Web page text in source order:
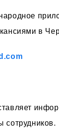
в
сотрудников.